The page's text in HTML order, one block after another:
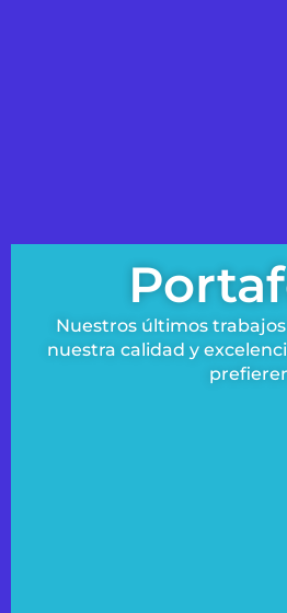
Nuestros últimos
nuestra calidad y